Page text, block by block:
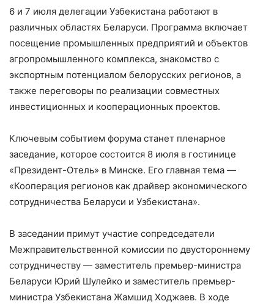
6 и 7 июля делегации Узбекистана работают в
различных областях Беларуси. Программа включает
посещение промышленных предприятий и объектов
агропромышленного комплекса, знакомство с
экспортным потенциалом белорусских регионов, а
также переговоры по реализации совместных
инвестиционных и кооперационных проектов.
Ключевым событием форума станет пленарное
заседание, которое состоится 8 июля в гостинице
«Президент-Отель» в Минске. Его главная тема —
«Кооперация регионов как драйвер экономического
сотрудничества Беларуси и Узбекистана».
В заседании примут участие сопредседатели
Межправительственной комиссии по двустороннему
сотрудничеству — заместитель премьер-министра
Беларуси Юрий Шулейко и заместитель премьер-
министра Узбекистана Жамшид Ходжаев. В ходе